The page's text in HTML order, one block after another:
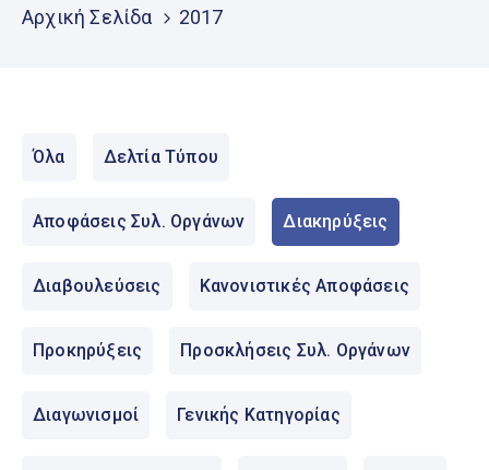
Το
Επικοινωνία
Εθελοντών
English
Αρχική Σελίδα 2017
Όλα Δελτία Τύπου
Αποφάσεις Συλ. Οργάνων Διακηρύξεις
Διαβουλεύσεις Κανονιστικές Αποφάσεις
Προκηρύξεις Προσκλήσεις Συλ. Οργάνων
Διαγωνισμοί Γενικής Κατηγορίας